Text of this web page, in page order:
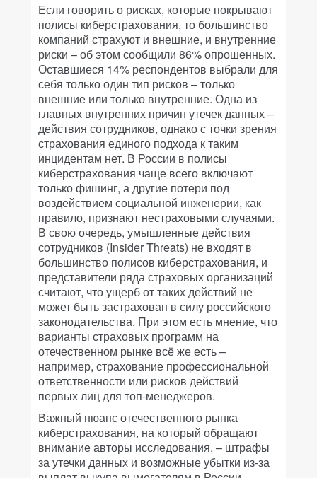
Если говорить о рисках, которые покрывают
полисы киберстрахования, то большинство
компаний страхуют и внешние, и внутренние
риски – об этом сообщили 86% опрошенных.
Оставшиеся 14% респондентов выбрали для
себя только один тип рисков – только
внешние или только внутренние. Одна из
главных внутренних причин утечек данных –
действия сотрудников, однако с точки зрения
страхования единого подхода к таким
инцидентам нет. В России в полисы
киберстрахования чаще всего включают
только фишинг, а другие потери под
воздействием социальной инженерии, как
правило, признают нестраховыми случаями.
В свою очередь, умышленные действия
сотрудников (Insider Threats) не входят в
большинство полисов киберстрахования, и
представители ряда страховых организаций
считают, что ущерб от таких действий не
может быть застрахован в силу российского
законодательства. При этом есть мнение, что
варианты страховых программ на
отечественном рынке всё же есть –
например, страхование профессиональной
ответственности или рисков действий
первых лиц для топ-менеджеров.
Важный нюанс отечественного рынка
киберстрахования, на который обращают
внимание авторы исследования, – штрафы
за утечки данных и возможные убытки из-за